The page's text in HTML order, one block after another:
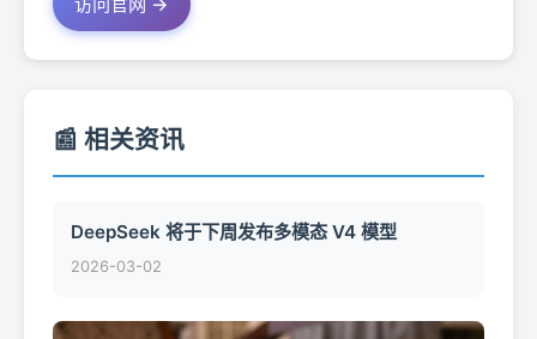
📰 相关资讯
DeepSeek 将于下周发布多模态 V4 模型
2026-03-02